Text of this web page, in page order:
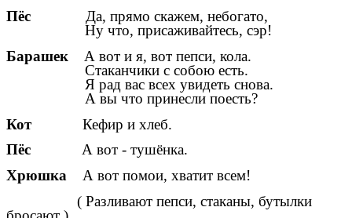
Пёс Да, прямо скажем, небогато,
Ну что, присаживайтесь, сэр!
Барашек А вот и я, вот пепси, кола.
Стаканчики с собою есть.
Я рад вас всех увидеть снова.
А вы что принесли поесть?
Кот Кефир и хлеб.
Пёс А вот - тушёнка.
Хрюшка А вот помои, хватит всем!
( Разливают пепси, стаканы, бутылки